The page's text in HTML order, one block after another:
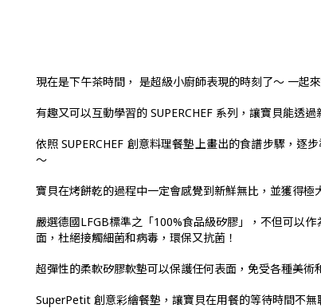
現在是下午茶時間， 是超級小廚師表現的時刻了～ 一起
有趣又可以互動學習的 SUPERCHEF 系列，讓寶貝能透
依照 SUPERCHEF 創意料理餐墊上畫出的食譜步驟，
～
寶貝在烤餅乾的過程中一定會感覺到新鮮無比，並獲得
嚴選德國LFGB標準之「100%食品級矽膠」，不但可以
面，杜絕接觸細菌和病毒，環保又抗菌！
超彈性的柔軟矽膠軟墊可以保護任何表面，免受各種美
SuperPetit 創意彩繪餐墊，讓寶貝在用餐的等待時間不